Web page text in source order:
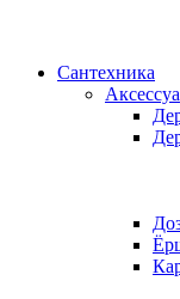
Сантехника